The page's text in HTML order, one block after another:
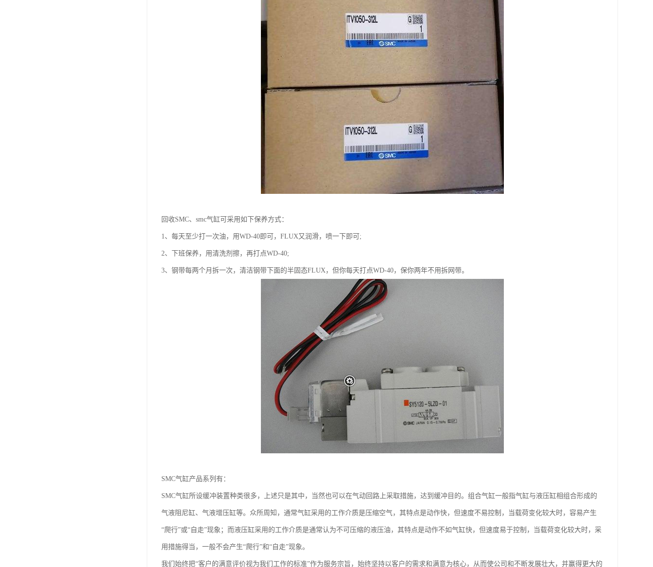
回收SMC、smc气缸可采用如下保养方式：
1、每天至少打一次油，用WD-40即可，FLUX又润滑，喷一下即可;
2、下班保养，用清洗剂擦，再打点WD-40;
3、钢带每两个月拆一次，清洁钢带下面的半固态FLUX，但你每天打点WD-40，保你两年不用拆网带。
SMC气缸产品系列有：
SMC气缸所设缓冲装置种类很多，上述只是其中，当然也可以在气动回路上采取措施，达到缓冲目的。组合气缸一般指气缸与液压缸相组合形成的
气液阻尼缸、气液增压缸等。众所周知，通常气缸采用的工作介质是压缩空气，其特点是动作快，但速度不易控制，当载荷变化较大时，容易产生
“爬行”或“自走”现象；而液压缸采用的工作介质是通常认为不可压缩的液压油，其特点是动作不如气缸快，但速度易于控制，当载荷变化较大时，采
用措施得当，一般不会产生“爬行”和“自走”现象。
我们始终把“客户的满意评价视为我们工作的标准”作为服务宗旨，始终坚持以客户的需求和满意为核心，从而使公司和不断发展壮大，并赢得更大的